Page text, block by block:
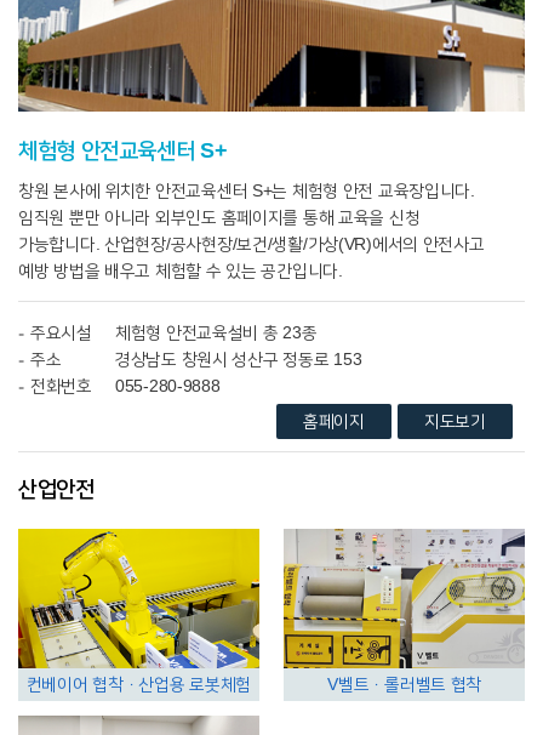
체험형 안전교육센터 S+
창원 본사에 위치한 안전교육센터 S+는 체험형 안전 교육장입니다.
임직원 뿐만 아니라 외부인도 홈페이지를 통해 교육을 신청
가능합니다. 산업현장/공사현장/보건/생활/가상(VR)에서의 안전사고
예방 방법을 배우고 체험할 수 있는 공간입니다.
주요시설
체험형 안전교육설비 총 23종
주소
경상남도 창원시 성산구 정동로 153
전화번호
055-280-9888
지도보기
홈페이지
산업안전
컨베이어 협착ㆍ산업용 로봇체험 V벨트ㆍ롤러벨트 협착